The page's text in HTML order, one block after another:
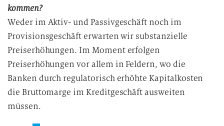
kommen?
Weder im Aktiv- und Passivgeschäft noch im
Provisionsgeschäft erwarten wir substanzielle
Preiserhöhungen. Im Moment erfolgen
Preiserhöhungen vor allem in Feldern, wo die
Banken durch regulatorisch erhöhte Kapitalkosten
die Bruttomarge im Kreditgeschäft ausweiten
müssen.